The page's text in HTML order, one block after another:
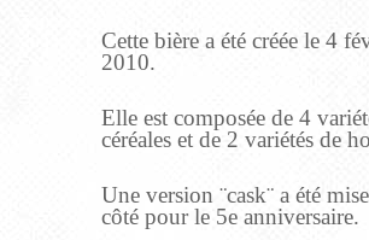
Cette bière a été créée le 4
2010.
Elle est composée de 4
céréales et de 2 variétés de
Une version ¨cask¨ a été
côté pour le 5e anniversaire.